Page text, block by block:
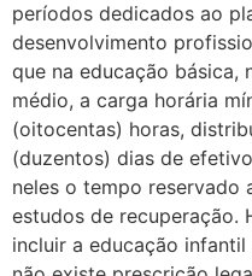
períodos dedicados ao
desenvolvimento
que na educação básica,
médio, a carga horária
(oitocentas) horas,
(duzentos) dias de
neles o tempo reservado
estudos de recuperação.
incluir a educação